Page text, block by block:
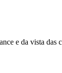
e da vista